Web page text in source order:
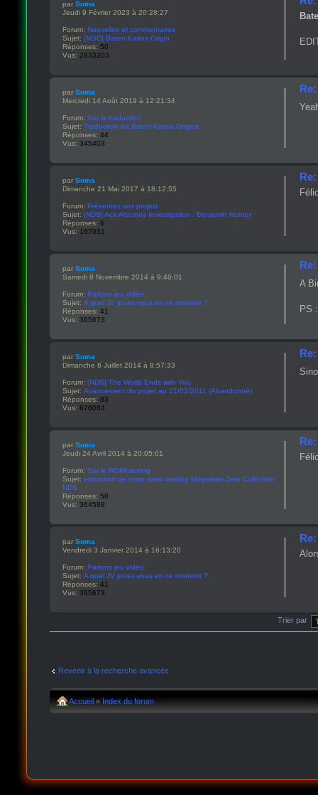
par Soma
Jeudi 9 Février 2023 à 20:28:27
Forum: Nouvelles et commentaires
Sujet: [NGC] Baten Kaitos Origin
Réponses: 50
Vus: 2833203
par Soma
Mercredi 14 Août 2019 à 12:21:34
Forum: Sur la traduction
Sujet: Traduction de Baten Kaitos Origins
Réponses: 44
Vus: 345403
par Soma
Dimanche 21 Mai 2017 à 18:12:55
Forum: Présentez vos projets
Sujet: [NDS] Ace Attorney Investigation : Benjamin Hunter
Réponses: 6
Vus: 167031
A
PS
par Soma
Samedi 8 Novembre 2014 à 9:46:01
Forum: Parlons jeu vidéo
Sujet: A quel JV jouez-vous en ce moment ?
Réponses: 41
Vus: 365673
par Soma
Dimanche 6 Juillet 2014 à 8:57:33
Forum: [NDS] The World Ends with You
Sujet: Avancement du projet au 21/03/2011 (Abandonné)
Réponses: 83
Vus: 676084
par Soma
Jeudi 24 Avril 2014 à 20:05:01
Forum: Sur le ROMhacking
Sujet: extraction de texte dans overlay Megaman Zero Collection
NDS
Réponses: 58
Vus: 364588
par Soma
Vendredi 3 Janvier 2014 à 16:13:20
Forum: Parlons jeu vidéo
Sujet: A quel JV jouez-vous en ce moment ?
Réponses: 41
Vus: 365673
Trier par
Revenir à la recherche avancée
Accueil » Index du forum